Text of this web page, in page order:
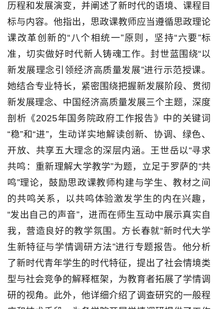
历程和发展演变，并阐述了新时代的语境、课程目
标与内容。他指出，思政课教师应当遵循思政理论
课改革创新的“八个相统一”原则，坚持“六要”标
准，切实做好时代新人铸魂工作。封世蓝围绕“以
新发展理念引领经济高质量发展”进行示范授课。
她结合专业特长，紧密围绕把握新发展阶段、贯彻
新发展理念、中国经济高质量发展三个主题，深度
剖析《2025年国务院政府工作报告》中的关键词
“稳”和“进”，生动详实地解读创新、协调、绿色、
开放、共享五大理念的深层内涵。王世岳以“寻求
共鸣：重新理解大学教学”为题，立足于罗萨的“共
鸣”理论，鼓励思政课教师构建与学生、教材之间
的共鸣关系，以共鸣体验激发学生的内在兴趣，
“发出自己的声音”，进而在师生互动中展示真实自
我，营造良好的教学氛围。方长春就“新时代大学
生新特征与学情调研方法”进行专题报告。他分析
了新时代青年学生的时代特征，提出了社会情境类
型与社会竞争的解释框架，为教育者拓展了学情调
研的视角。此外，他详细介绍了调查研究的一般程